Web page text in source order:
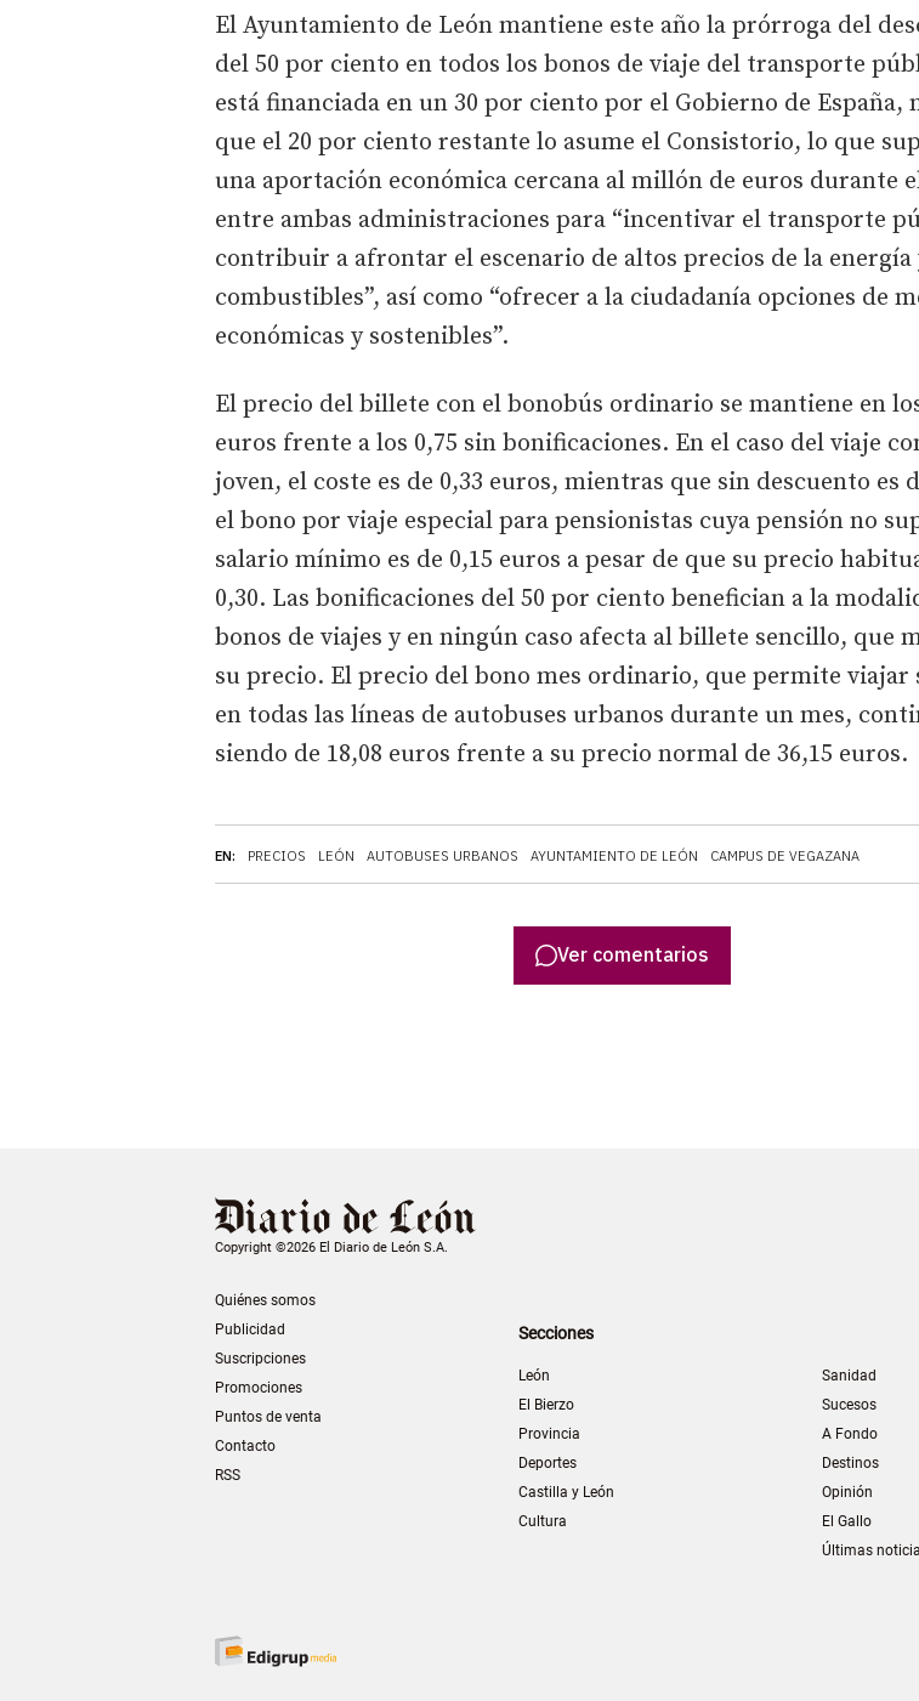
EN: PRECIOS LEÓN AUTOBUSES URBANOS AYUNTAMIENTO DE LEÓN CAMPUS DE VEGAZANA
El Ayuntamiento de León mantiene este año la prórroga del
del 50 por ciento en todos los bonos de viaje del transporte
está financiada en un 30 por ciento por el Gobierno de España,
que el 20 por ciento restante lo asume el Consistorio, lo que
una aportación económica cercana al millón de euros durante
entre ambas administraciones para “incentivar el transporte
contribuir a afrontar el escenario de altos precios de la energía
combustibles”, así como “ofrecer a la ciudadanía opciones de
económicas y sostenibles”.
El precio del billete con el bonobús ordinario se mantiene en
euros frente a los 0,75 sin bonificaciones. En el caso del viaje
joven, el coste es de 0,33 euros, mientras que sin descuento es
el bono por viaje especial para pensionistas cuya pensión no
salario mínimo es de 0,15 euros a pesar de que su precio
0,30. Las bonificaciones del 50 por ciento benefician a la
bonos de viajes y en ningún caso afecta al billete sencillo, que
su precio. El precio del bono mes ordinario, que permite
en todas las líneas de autobuses urbanos durante un mes,
siendo de 18,08 euros frente a su precio normal de 36,15 euros.
Ver comentarios
Copyright ©2026 El Diario de León S.A.
Quiénes somos
Publicidad
Suscripciones
Promociones
Puntos de venta
Contacto
RSS
Secciones
León
El Bierzo
Provincia
Deportes
Castilla y León
Cultura
Sanidad
Sucesos
A Fondo
Destinos
Opinión
El Gallo
Últimas